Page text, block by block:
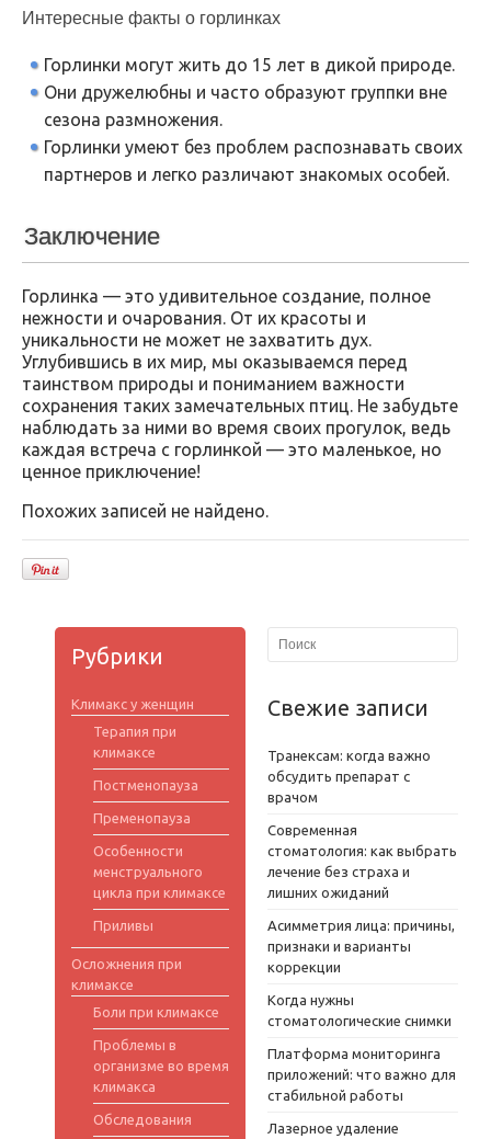
Интересные факты о горлинках
Горлинки могут жить до 15 лет в дикой природе.
Они дружелюбны и часто образуют группки вне
сезона размножения.
Горлинки умеют без проблем распознавать своих
партнеров и легко различают знакомых особей.
Заключение
Горлинка — это удивительное создание, полное
нежности и очарования. От их красоты и
уникальности не может не захватить дух.
Углубившись в их мир, мы оказываемся перед
таинством природы и пониманием важности
сохранения таких замечательных птиц. Не забудьте
наблюдать за ними во время своих прогулок, ведь
каждая встреча с горлинкой — это маленькое, но
ценное приключение!
Похожих записей не найдено.
Рубрики
Климакс у женщин
Терапия при
климаксе
Постменопауза
Пременопауза
Особенности
менструального
цикла при климаксе
Приливы
Осложнения при
климаксе
Боли при климаксе
Проблемы в
организме во время
климакса
Обследования
Свежие записи
Транексам: когда важно
обсудить препарат с
врачом
Современная
стоматология: как выбрать
лечение без страха и
лишних ожиданий
Асимметрия лица: причины,
признаки и варианты
коррекции
Когда нужны
стоматологические снимки
Платформа мониторинга
приложений: что важно для
стабильной работы
Лазерное удаление